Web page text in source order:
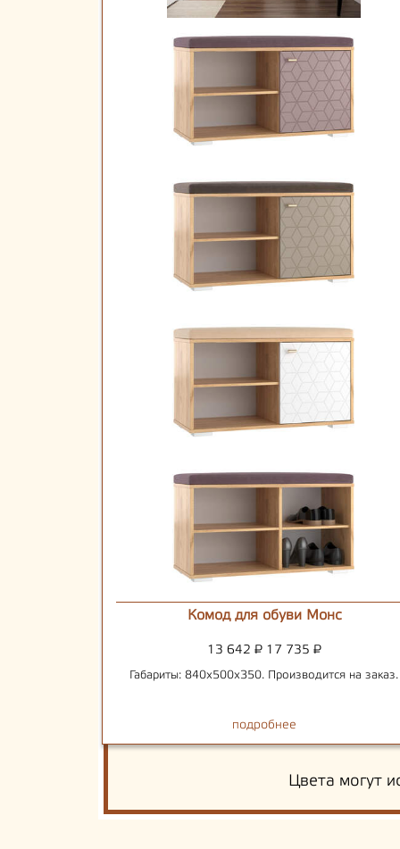
Комод для обуви Монс
13 642 ₽ 17 735 ₽
Габариты: 840х500х350. Производится на заказ.
подробнее
Цвета могут